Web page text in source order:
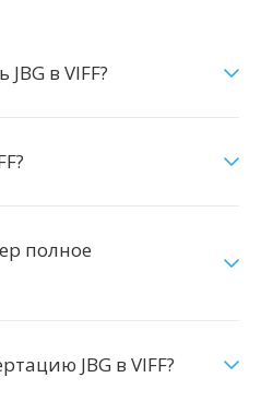
в VIFF?
полное
JBG в VIFF?